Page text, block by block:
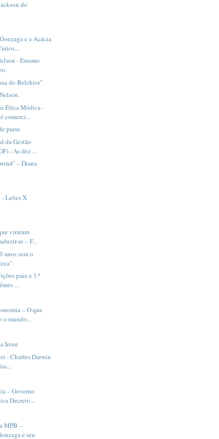
do
e a Acácia
- Erasmo
do Belchior”
Ética Médica -
comerci...
parar.
da Gestão
- As dez ...
– Diana
Leões X
viraram
se – F...
anos sem o
para a 3.ª
...
– O que
o mundo...
Irene
- Charles Darwin
– Governo
Decreto...
MPB –
e seu